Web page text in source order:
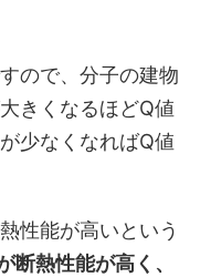
ので、分子の建物
きくなるほどQ値
少なくなればQ値
性能が高いという
断熱性能が高く、